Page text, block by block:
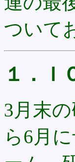
ついて
１．Ｉ
3月末
ら6月